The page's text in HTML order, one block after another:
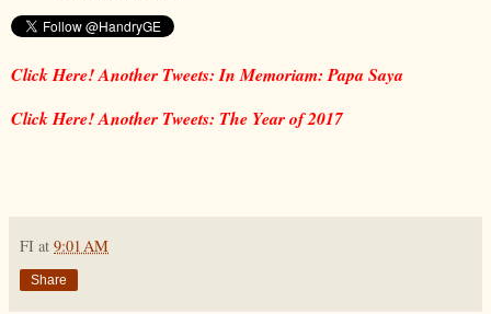
Click Here! Another Tweets: In Memoriam: Papa Saya
Click Here! Another Tweets: The Year of 2017
FI at 9:01 AM
Share